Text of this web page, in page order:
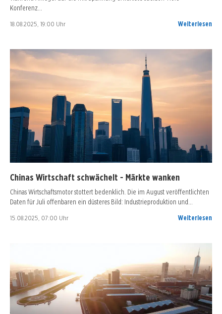
Konferenz…
18.08.2025, 19:00 Uhr Weiterlesen
Chinas Wirtschaft schwächelt - Märkte wanken
Chinas Wirtschaftsmotor stottert bedenklich. Die im August veröffentlichten
Daten für Juli offenbaren ein düsteres Bild: Industrieproduktion und…
15.08.2025, 07:00 Uhr Weiterlesen